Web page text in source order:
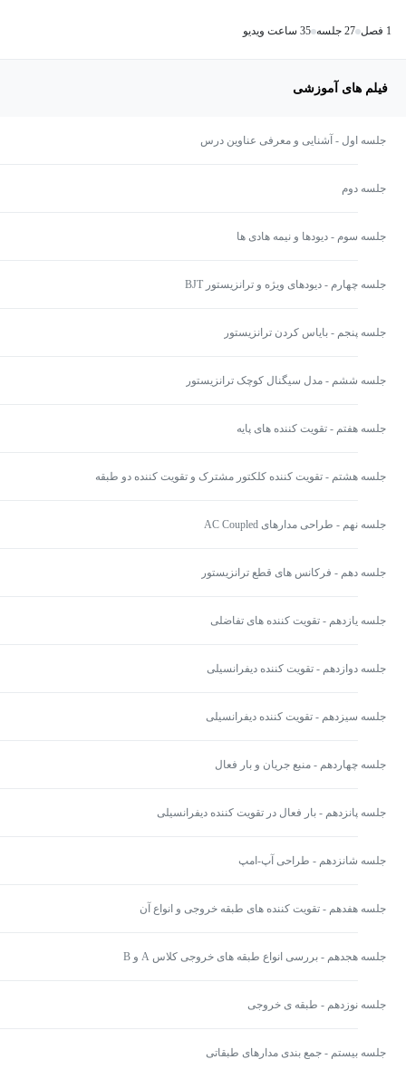
1 فصل 27 جلسه 35 ساعت ویدیو
فیلم های آموزشی
جلسه اول - آشنایی و معرفی عناوین درس
جلسه دوم
جلسه سوم - دیودها و نیمه هادی ها
جلسه چهارم - دیودهای ویژه و ترانزیستور BJT
جلسه پنجم - بایاس کردن ترانزیستور
جلسه ششم - مدل سیگنال کوچک ترانزیستور
جلسه هفتم - تقویت کننده های پایه
جلسه هشتم - تقویت کننده کلکتور مشترک و تقویت کننده دو طبقه
جلسه نهم - طراحی مدارهای AC Coupled
جلسه دهم - فرکانس های قطع ترانزیستور
جلسه یازدهم - تقویت کننده های تفاضلی
جلسه دوازدهم - تقویت کننده دیفرانسیلی
جلسه سیزدهم - تقویت کننده دیفرانسیلی
جلسه چهاردهم - منبع جریان و بار فعال
جلسه پانزدهم - بار فعال در تقویت کننده دیفرانسیلی
جلسه شانزدهم - طراحی آپ-امپ
جلسه هفدهم - تقویت کننده های طبقه خروجی و انواع آن
جلسه هجدهم - بررسی انواع طبقه های خروجی کلاس A و B
جلسه نوزدهم - طبقه ی خروجی
جلسه بیستم - جمع بندی مدارهای طبقاتی